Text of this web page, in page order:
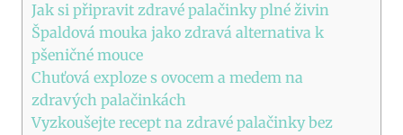
Jak si připravit zdravé palačinky plné živin
Špaldová mouka jako zdravá alternativa k
pšeničné mouce
Chuťová exploze s ovocem a medem na
zdravých palačinkách
Vyzkoušejte recept na zdravé palačinky bez